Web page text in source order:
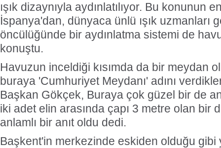
ışık dizaynıyla aydınlatılıyor. Bu konunun
İspanya'dan, dünyaca ünlü ışık uzmanları
öncülüğünde bir aydınlatma sistemi de
konuştu.
Havuzun inceldiği kısımda da bir meydan
buraya 'Cumhuriyet Meydanı' adını
Başkan Gökçek, Buraya çok güzel bir de
iki adet elin arasında çapı 3 metre olan bir
anlamlı bir anıt oldu dedi.
Başkent'in merkezinde eskiden olduğu gibi